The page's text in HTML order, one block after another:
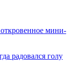
мини-
радовался голу